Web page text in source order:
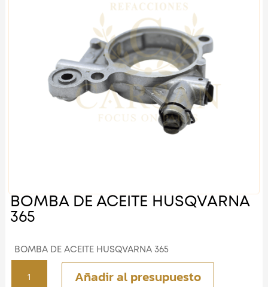
BOMBA DE ACEITE HUSQVARNA
365
BOMBA DE ACEITE HUSQVARNA 365
Añadir al presupuesto